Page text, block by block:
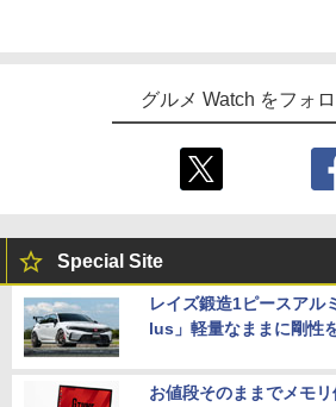
グルメ Watch をフォ
Special Site
レイズ鍛造1ピースアル
lus」軽量なままに剛性
お値段そのままでメモ